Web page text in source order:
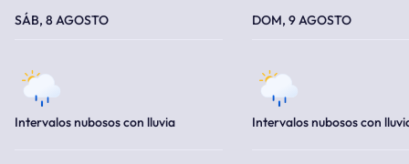
SÁB, 8 AGOSTO
Intervalos nubosos con lluvia
DOM, 9 AGOSTO
Intervalos nubosos con